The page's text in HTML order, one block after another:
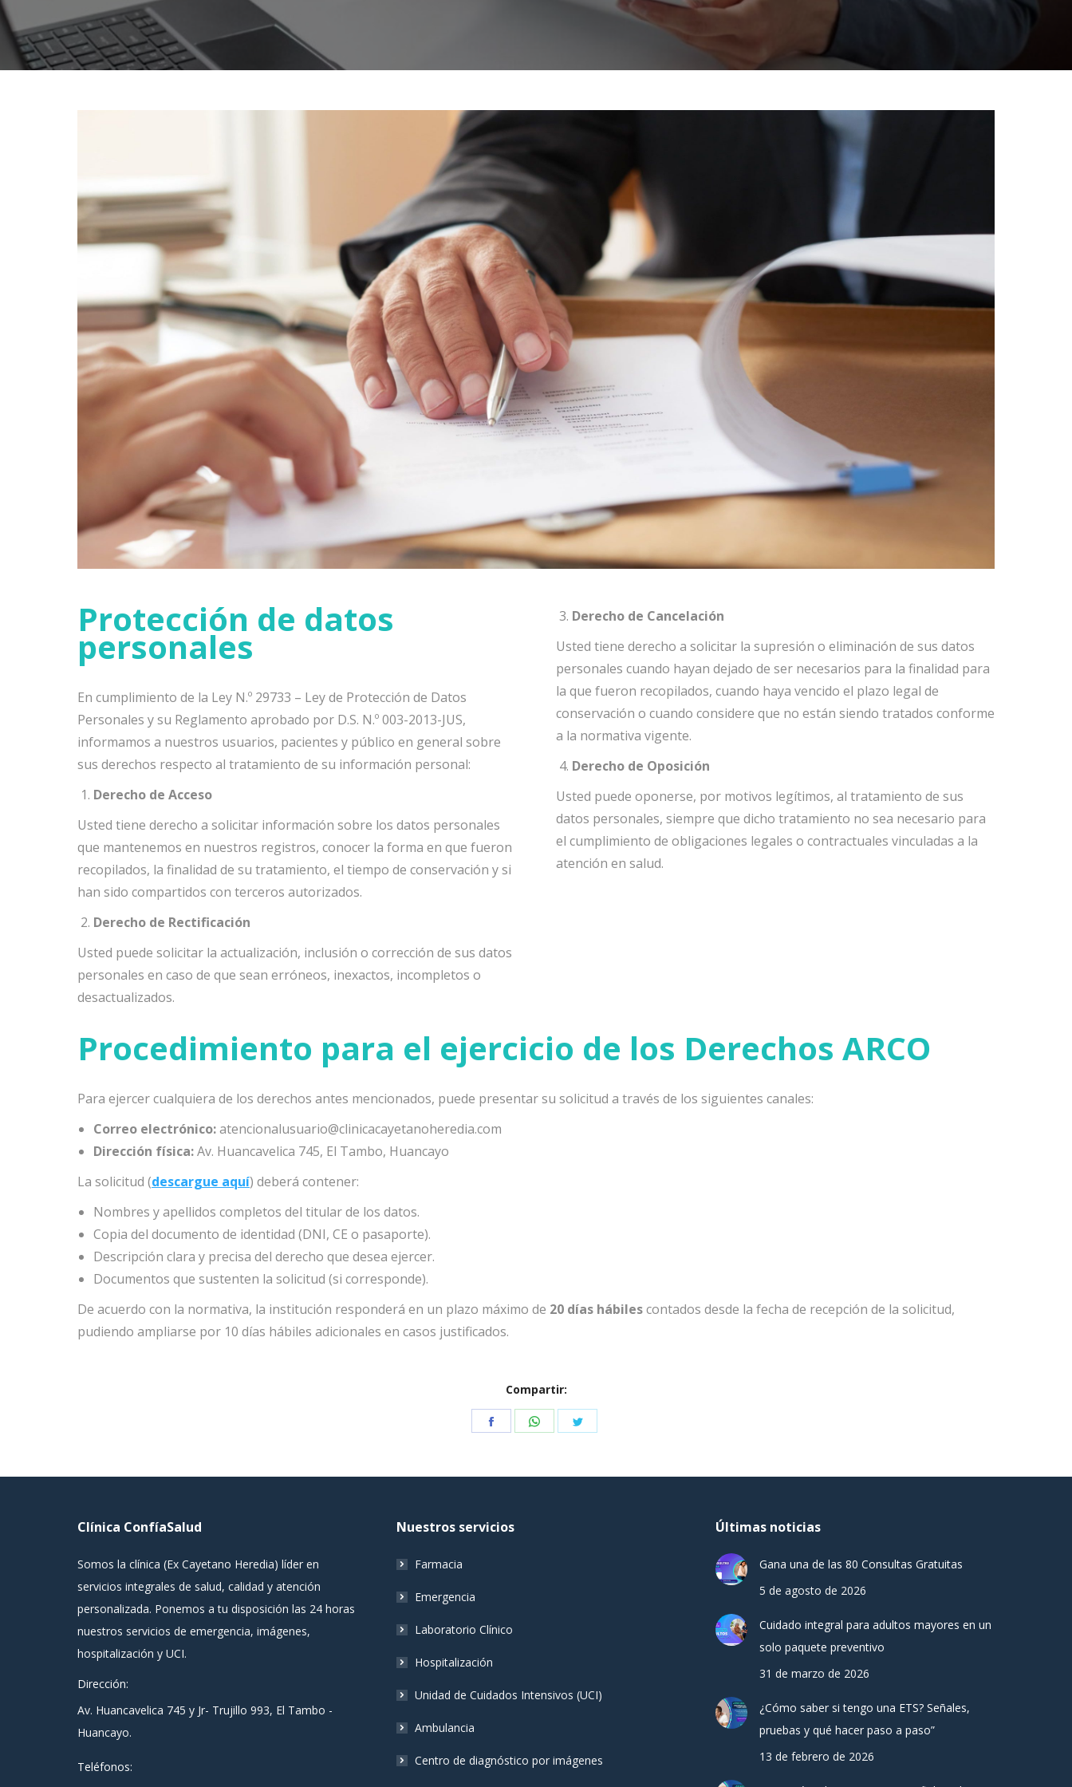
Protección de datos
personales
En cumplimiento de la Ley N.º 29733 – Ley de Protección de Datos
Personales y su Reglamento aprobado por D.S. N.º 003-2013-JUS,
informamos a nuestros usuarios, pacientes y público en general sobre
sus derechos respecto al tratamiento de su información personal:
Derecho de Acceso
Usted tiene derecho a solicitar información sobre los datos personales
que mantenemos en nuestros registros, conocer la forma en que fueron
recopilados, la finalidad de su tratamiento, el tiempo de conservación y si
han sido compartidos con terceros autorizados.
Derecho de Rectificación
Usted puede solicitar la actualización, inclusión o corrección de sus datos
personales en caso de que sean erróneos, inexactos, incompletos o
desactualizados.
Derecho de Cancelación
Usted tiene derecho a solicitar la supresión o eliminación de sus datos
personales cuando hayan dejado de ser necesarios para la finalidad para
la que fueron recopilados, cuando haya vencido el plazo legal de
conservación o cuando considere que no están siendo tratados conforme
a la normativa vigente.
Derecho de Oposición
Usted puede oponerse, por motivos legítimos, al tratamiento de sus
datos personales, siempre que dicho tratamiento no sea necesario para
el cumplimiento de obligaciones legales o contractuales vinculadas a la
atención en salud.
Procedimiento para el ejercicio de los Derechos ARCO
Para ejercer cualquiera de los derechos antes mencionados, puede presentar su solicitud a través de los siguientes canales:
Correo electrónico:atencionalusuario@clinicacayetanoheredia.com
Dirección física:Av. Huancavelica 745, El Tambo, Huancayo
La solicitud (descargue aquí) deberá contener:
Nombres y apellidos completos del titular de los datos.
Copia del documento de identidad (DNI, CE o pasaporte).
Descripción clara y precisa del derecho que desea ejercer.
Documentos que sustenten la solicitud (si corresponde).
De acuerdo con la normativa, la institución responderá en un plazo máximo de 20 días hábilescontados desde la fecha de recepción de la solicitud,
pudiendo ampliarse por 10 días hábiles adicionales en casos justificados.
Compartir:
Share
Share
Clínica ConfíaSalud
Somos la clínica (Ex Cayetano Heredia) líder en
servicios integrales de salud, calidad y atención
personalizada. Ponemos a tu disposición las 24 horas
nuestros servicios de emergencia, imágenes,
hospitalización y UCI.
Dirección:
Av. Huancavelica 745 y Jr- Trujillo 993, El Tambo -
Huancayo.
Teléfonos:
Nuestros servicios
Farmacia
Emergencia
Laboratorio Clínico
Hospitalización
Unidad de Cuidados Intensivos (UCI)
Ambulancia
Centro de diagnóstico por imágenes
Últimas noticias
Gana una de las 80 Consultas Gratuitas
5 de agosto de 2026
Cuidado integral para adultos mayores en un
solo paquete preventivo
31 de marzo de 2026
¿Cómo saber si tengo una ETS? Señales,
pruebas y qué hacer paso a paso”
13 de febrero de 2026